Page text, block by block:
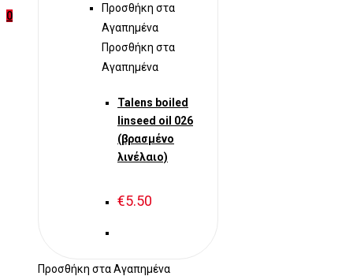
0
Προσθήκη στα
Αγαπημένα
Προσθήκη στα
Αγαπημένα
Talens boiled
linseed oil 026
(βρασμένο
λινέλαιο)
€5.50
Προσθήκη στα Αγαπημένα